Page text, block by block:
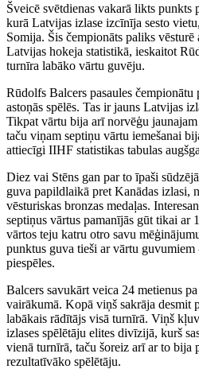
Šveicē svētdienas vakarā likts punkts
kurā Latvijas izlase izcīnīja sesto
Somija. Šis čempionāts paliks
Latvijas hokeja statistikā, ieskaitot
turnīra labāko vārtu guvēju.
Rūdolfs Balcers pasaules
astoņās spēlēs. Tas ir jauns Latvijas
Tikpat vārtu bija arī norvēģu
taču viņam septiņu vārtu iemešanai
attiecīgi IIHF statistikas tabulas
Diez vai Stēns gan par to īpaši
guva papildlaikā pret Kanādas izlasi,
vēsturiskas bronzas medaļas.
septiņus vārtus pamanījās gūt tikai ar
vārtos teju katru otro savu
punktus guva tieši ar vārtu guvumiem
piespēles.
Balcers savukārt veica 24 metienus
vairākumā. Kopā viņš sakrāja desmit
labākais rādītājs visā turnīrā. Viņš
izlases spēlētāju elites divīzijā, kurš
vienā turnīrā, taču šoreiz arī ar to bija
rezultatīvāko spēlētāju.